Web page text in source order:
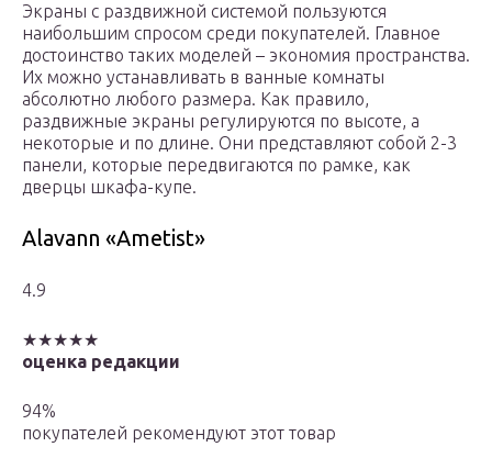
Экраны с раздвижной системой пользуются
наибольшим спросом среди покупателей. Главное
достоинство таких моделей – экономия пространства.
Их можно устанавливать в ванные комнаты
абсолютно любого размера. Как правило,
раздвижные экраны регулируются по высоте, а
некоторые и по длине. Они представляют собой 2-3
панели, которые передвигаются по рамке, как
дверцы шкафа-купе.
Alavann «Ametist»
4.9
★★★★★
оценка редакции
94%
покупателей рекомендуют этот товар